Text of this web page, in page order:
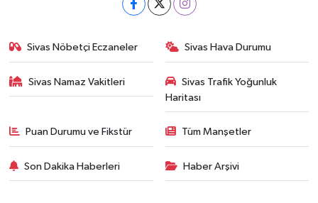
Sivas Nöbetçi Eczaneler Sivas Hava Durumu
Sivas Namaz Vakitleri
Sivas Trafik Yoğunluk
Haritası
Puan Durumu ve Fikstür Tüm Manşetler
Son Dakika Haberleri Haber Arşivi